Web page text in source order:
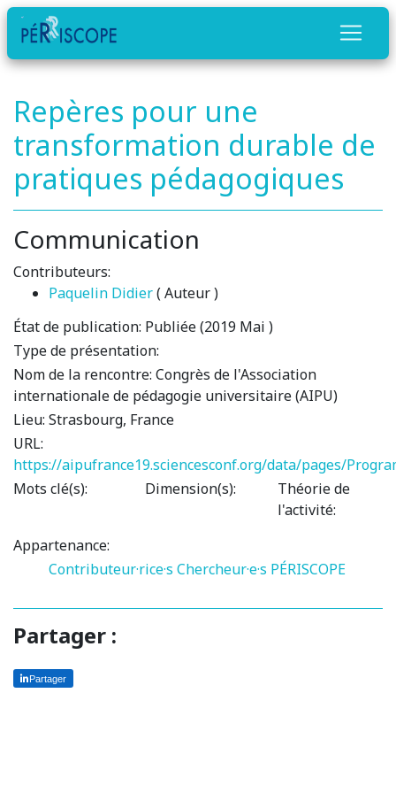
Repères pour une
transformation durable de
pratiques pédagogiques
Communication
Contributeurs:
Paquelin Didier( Auteur )
État de publication: Publiée (2019 Mai )
Type de présentation:
Nom de la rencontre: Congrès de l'Association
internationale de pédagogie universitaire (AIPU)
Lieu: Strasbourg, France
URL:
https://aipufrance19.sciencesconf.org/data/pages/
Mots clé(s):
Dimension(s):
Théorie de
l'activité:
Appartenance:
Contributeur·rice·s Chercheur·e·s PÉRISCOPE
Partager :
Partager